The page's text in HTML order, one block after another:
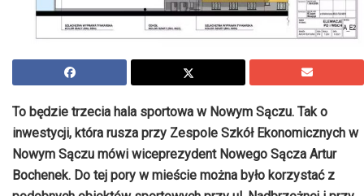
To będzie trzecia hala sportowa w Nowym Sączu. Tak o
inwestycji, która rusza przy Zespole Szkół Ekonomicznych w
Nowym Sączu mówi wiceprezydent Nowego Sącza Artur
Bochenek. Do tej pory w mieście można było korzystać z